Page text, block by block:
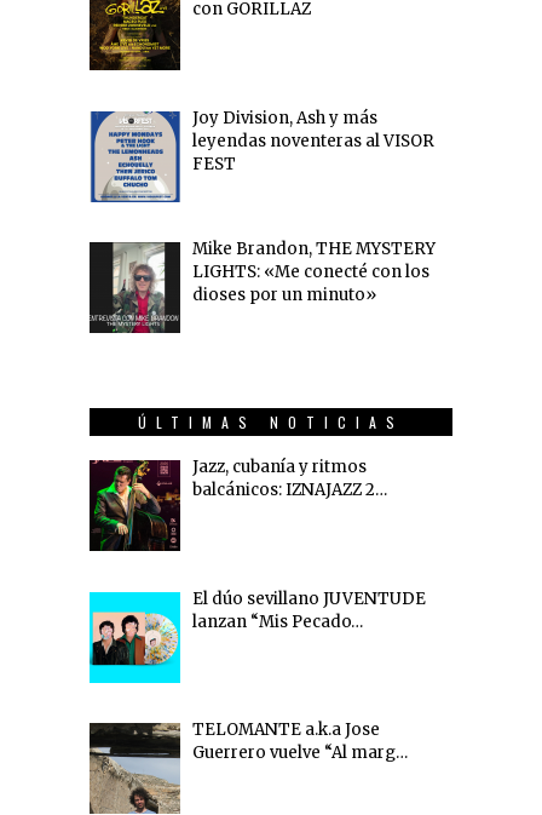
con GORILLAZ
Joy Division, Ash y más
leyendas noventeras al VISOR
FEST
Mike Brandon, THE MYSTERY
LIGHTS: «Me conecté con los
dioses por un minuto»
ÚLTIMAS NOTICIAS
Jazz, cubanía y ritmos
balcánicos: IZNAJAZZ 2…
El dúo sevillano JUVENTUDE
lanzan “Mis Pecado…
TELOMANTE a.k.a Jose
Guerrero vuelve “Al marg…